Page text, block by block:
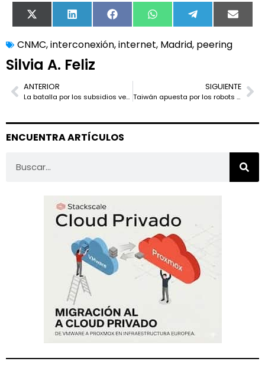
X
(Twitter)
LinkedIn FacebookWhatsApp TelegramEmail
CNMC,interconexión,internet, Madrid, peering
Silvia A. Feliz
ANTERIOR
La batalla por los subsidios verdes: los centros de datos presionan a EE. UU. para mantener la ventaja frente a China
SIGUIENTE
Taiwán apuesta por los robots humanoides: un mercado que promete ser diez veces mayor que el de los vehículos eléctricos
ENCUENTRA ARTÍCULOS